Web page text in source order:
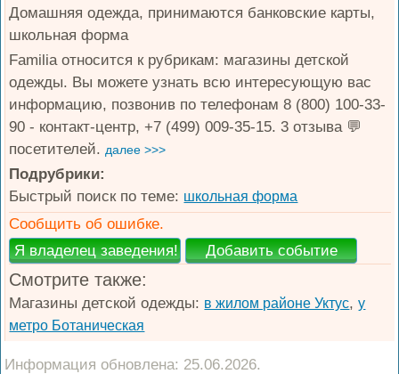
Домашняя одежда, принимаются банковские карты,
школьная форма
Familia относится к рубрикам: магазины детской
одежды. Вы можете узнать всю интересующую вас
информацию, позвонив по телефонам 8 (800) 100-33-
90 - контакт-центр, +7 (499) 009-35-15. 3 отзыва 💬
посетителей. далее >>>
Подрубрики:
Быстрый поиск по теме: школьная форма
Сообщить об ошибке.
Смотрите также:
Магазины детской одежды: в жилом районе Уктус,у
метро Ботаническая
Информация обновлена: 25.06.2026.